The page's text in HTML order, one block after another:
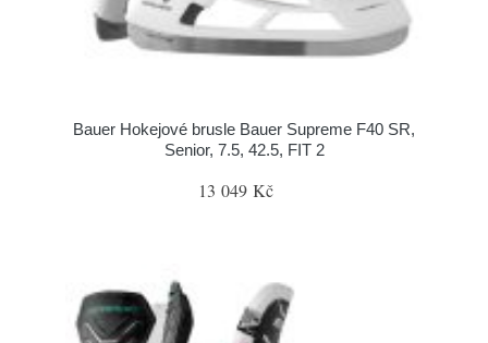
Bauer Hokejové brusle Bauer Supreme F40 SR,
Senior, 7.5, 42.5, FIT 2
13 049 Kč